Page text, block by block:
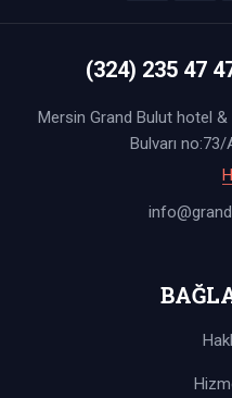
(324) 235 47
Mersin Grand Bulut hotel
Bulvarı